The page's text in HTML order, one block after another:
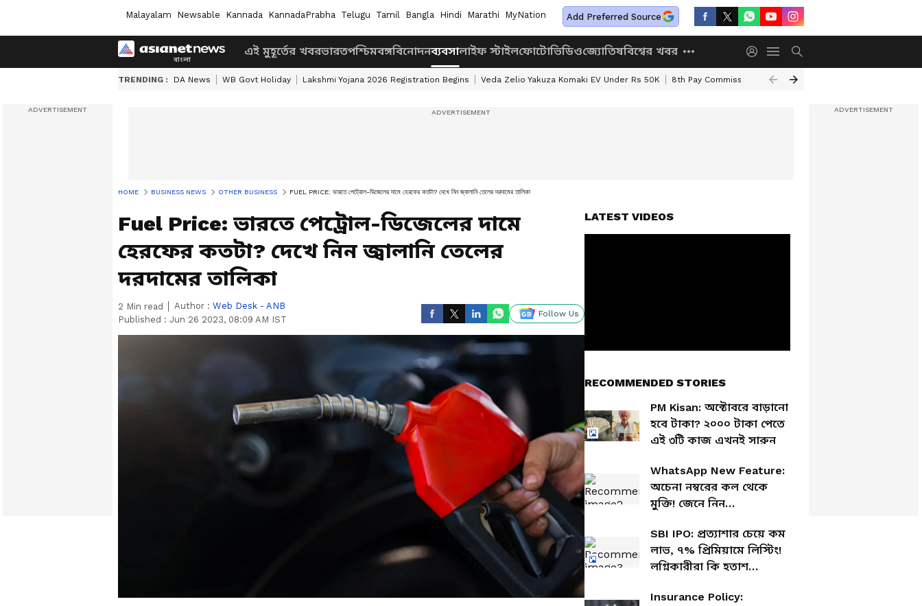
Malayalam Newsable Kannada KannadaPrabha Telugu Tamil Bangla Hindi Marathi MyNation Add Preferred Source
এই মুহূর্তের খবরভারতপশ্চিমবঙ্গবিনোদনব্যবসালাইফ স্টাইলফোটোভিডিওজ্যোতিষবিশ্বের খবর
TRENDING : DA News WB Govt Holiday Lakshmi Yojana 2026 Registration Begins Veda Zelio Yakuza Komaki EV Under Rs 50K 8th Pay Commission Chhatravriti Yojana
HOME BUSINESS NEWS OTHER BUSINESS FUEL PRICE: ভারতে পেট্রোল-ডিজেলের দামে হেরফের কতটা? দেখে নিন জ্বালানি তেলের দরদামের তালিকা
Fuel Price: ভারতে পেট্রোল-ডিজেলের দামে
হেরফের কতটা? দেখে নিন জ্বালানি তেলের
দরদামের তালিকা
2 Min read Author : Web Desk - ANB
Published : Jun 26 2023, 08:09 AM IST
Follow Us
LATEST VIDEOS
RECOMMENDED STORIES
PM Kisan: অক্টোবরে বাড়ানো
হবে টাকা? ২০০০ টাকা পেতে
এই ৩টি কাজ এখনই সারুন
WhatsApp New Feature:
অচেনা নম্বরের কল থেকে
মুক্তি! জেনে নিন
ফিচারের ব্যবহার
SBI IPO: প্রত্যাশার চেয়ে কম
লাভ, ৭% প্রিমিয়ামে লিস্টিং!
লগ্নিকারীরা কি হতাশ
Insurance Policy: